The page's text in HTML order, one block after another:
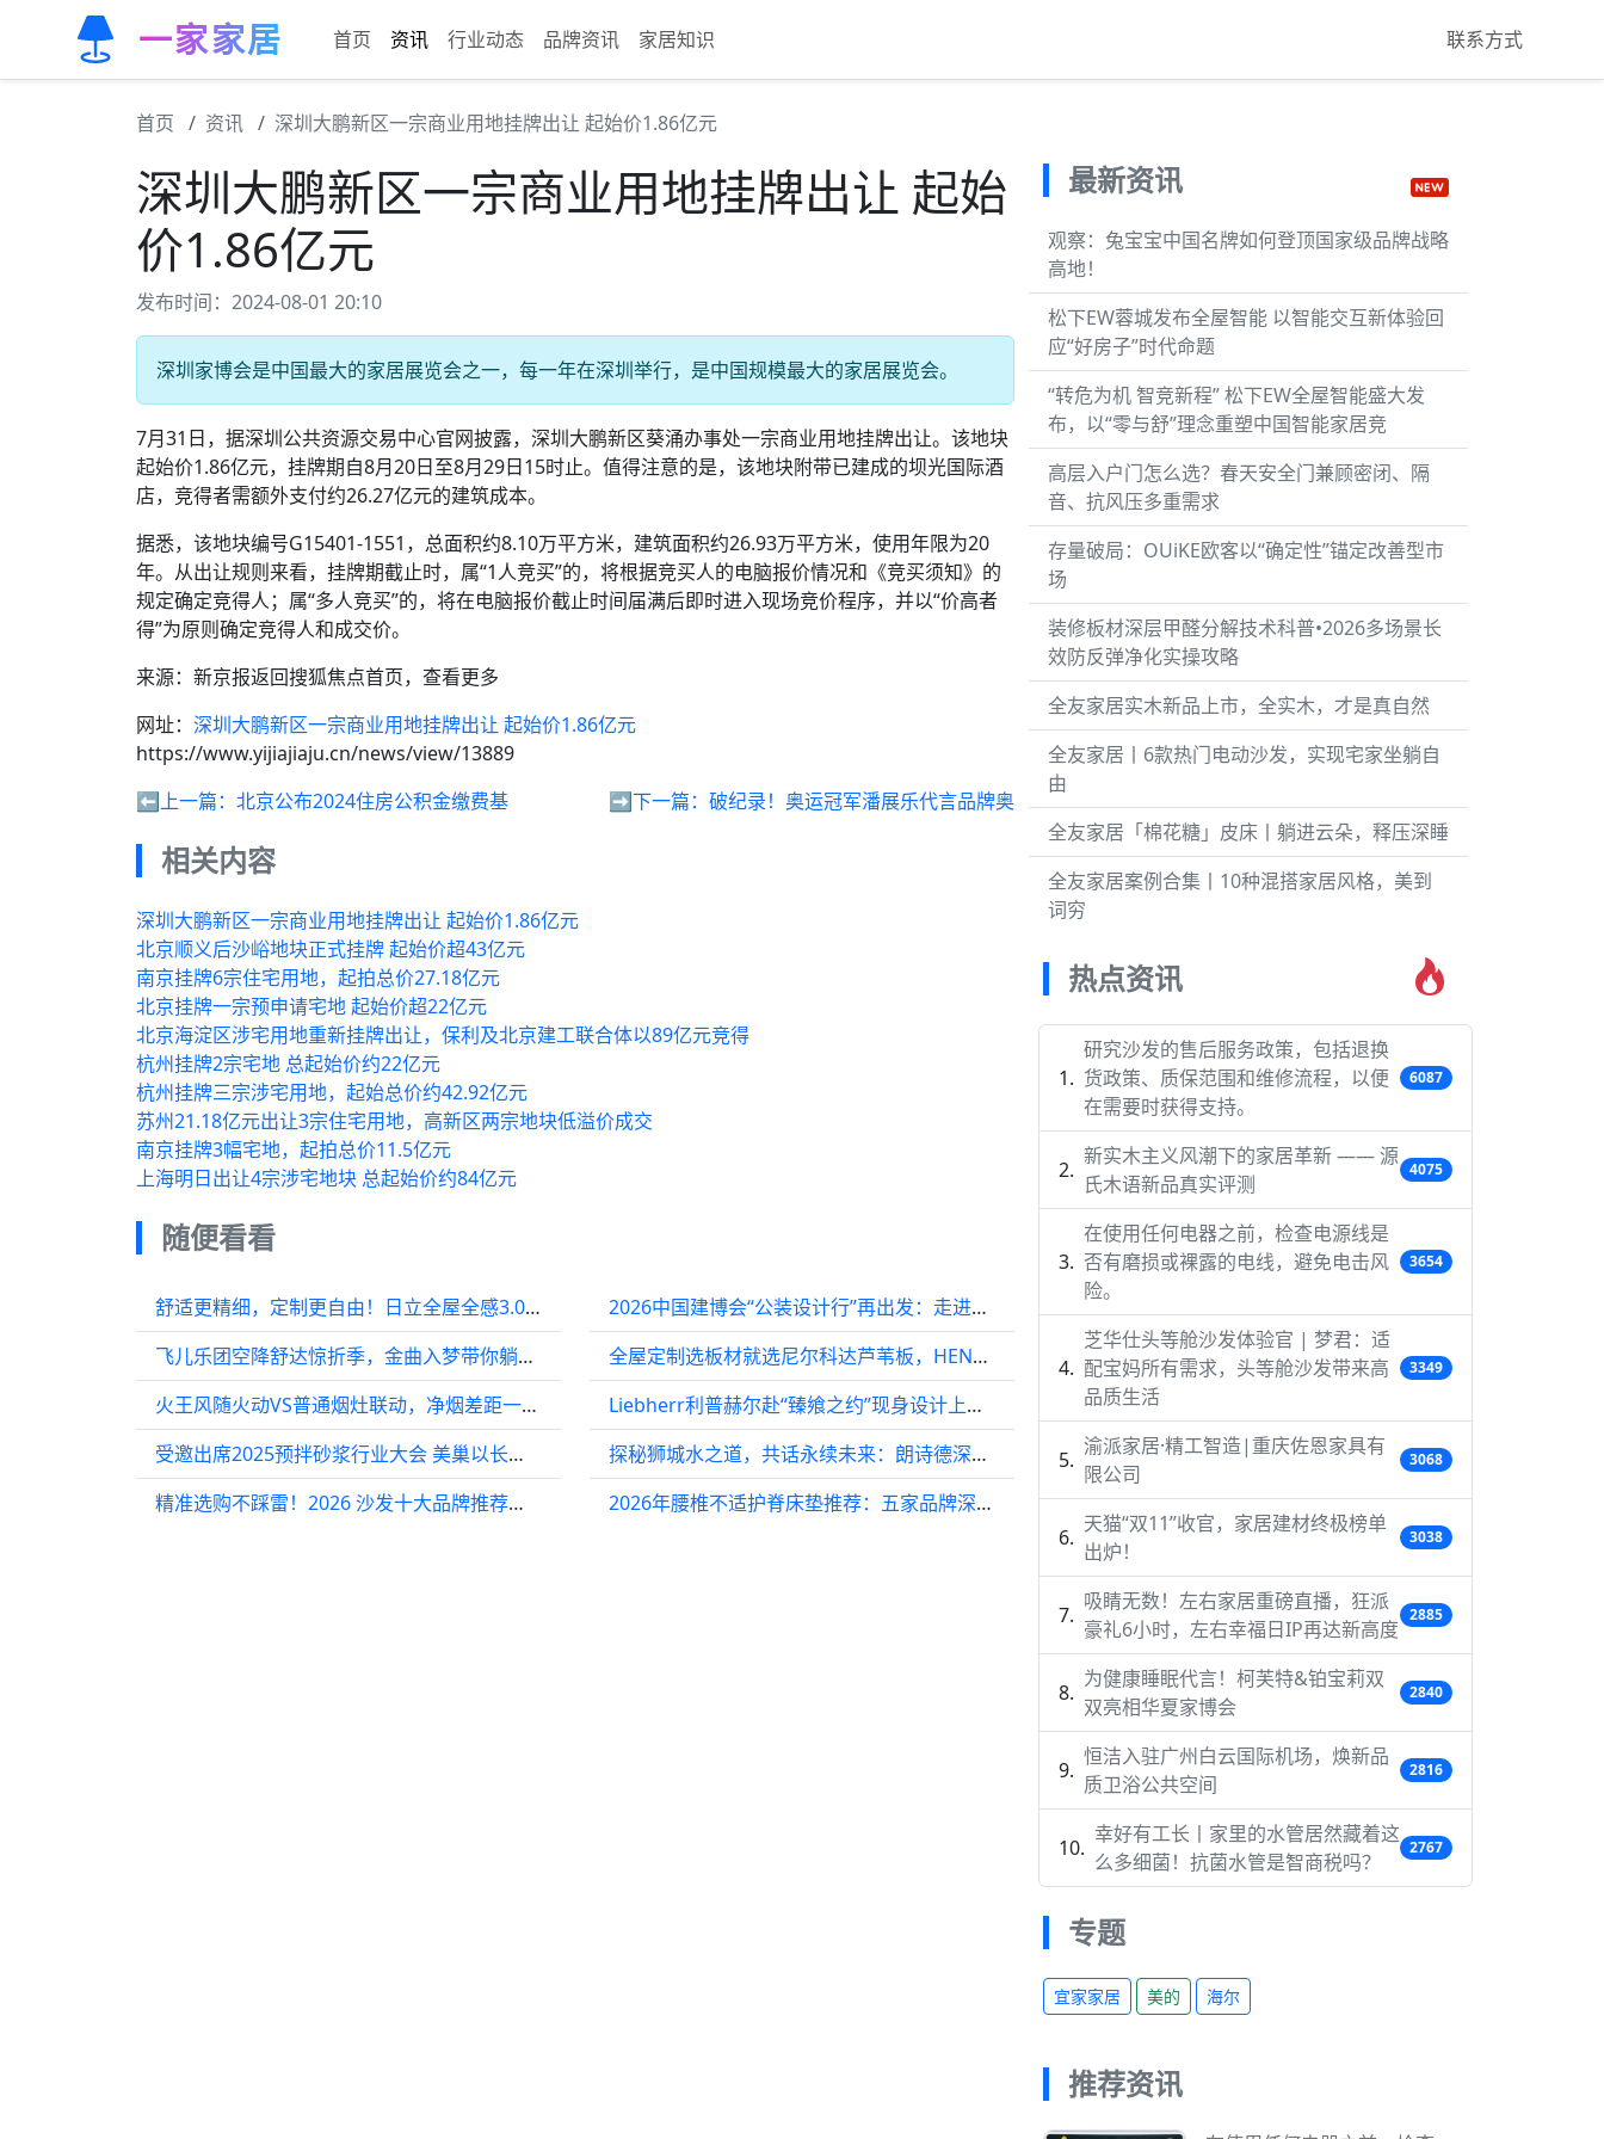
一家家居 首页 资讯 行业动态 品牌资讯 家居知识 联系方式
首页 资讯 深圳大鹏新区一宗商业用地挂牌出让 起始价1.86亿元
深圳大鹏新区一宗商业用地挂牌出让 起始
价1.86亿元
发布时间：2024-08-01 20:10
深圳家博会是中国最大的家居展览会之一，每一年在深圳举行，是中国规模最大的家居展览会。
7月31日，据深圳公共资源交易中心官网披露，深圳大鹏新区葵涌办事处一宗商业用地挂牌出让。该地块
起始价1.86亿元，挂牌期自8月20日至8月29日15时止。值得注意的是，该地块附带已建成的坝光国际酒
店，竞得者需额外支付约26.27亿元的建筑成本。
据悉，该地块编号G15401-1551，总面积约8.10万平方米，建筑面积约26.93万平方米，使用年限为20
年。从出让规则来看，挂牌期截止时，属“1人竞买”的，将根据竞买人的电脑报价情况和《竞买须知》的
规定确定竞得人；属“多人竞买”的，将在电脑报价截止时间届满后即时进入现场竞价程序，并以“价高者
得”为原则确定竞得人和成交价。
来源：新京报返回搜狐焦点首页，查看更多
网址： 深圳大鹏新区一宗商业用地挂牌出让 起始价1.86亿元
https://www.yijiajiaju.cn/news/view/13889
⬅️上一篇： 北京公布2024住房公积金缴费基 ➡️下一篇： 破纪录！奥运冠军潘展乐代言品牌奥
相关内容
深圳大鹏新区一宗商业用地挂牌出让 起始价1.86亿元
北京顺义后沙峪地块正式挂牌 起始价超43亿元
南京挂牌6宗住宅用地，起拍总价27.18亿元
北京挂牌一宗预申请宅地 起始价超22亿元
北京海淀区涉宅用地重新挂牌出让，保利及北京建工联合体以89亿元竞得
杭州挂牌2宗宅地 总起始价约22亿元
杭州挂牌三宗涉宅用地，起始总价约42.92亿元
苏州21.18亿元出让3宗住宅用地，高新区两宗地块低溢价成交
南京挂牌3幅宅地，起拍总价11.5亿元
上海明日出让4宗涉宅地块 总起始价约84亿元
随便看看
舒适更精细，定制更自由！日立全屋全感3.0重塑智慧舒适生活
飞儿乐团空降舒达惊折季，金曲入梦带你躺进春天
火王风随火动VS普通烟灶联动，净烟差距一目了然
受邀出席2025预拌砂浆行业大会 美巢以长期主义与智能制造实践共话行业高质量发展
精准选购不踩雷！2026 沙发十大品牌推荐，从刚需到轻奢全覆盖
2026中国建博会“公装设计行”再出发：走进设计院，共探公装新未来
全屋定制选板材就选尼尔科达芦苇板，HENF级环保适配全家各个居住场景
Liebherr利普赫尔赴“臻飨之约”现身设计上海2026，共话德系精工设计哲思
探秘狮城水之道，共话永续未来：朗诗德深化绿色发展认知之行
2026年腰椎不适护脊床垫推荐：五家品牌深度对比
最新资讯
观察：兔宝宝中国名牌如何登顶国家级品牌战略
高地！
松下EW蓉城发布全屋智能 以智能交互新体验回
应“好房子”时代命题
“转危为机 智竞新程” 松下EW全屋智能盛大发
布，以“零与舒”理念重塑中国智能家居竞
高层入户门怎么选？春天安全门兼顾密闭、隔
音、抗风压多重需求
存量破局：OUiKE欧客以“确定性”锚定改善型市
场
装修板材深层甲醛分解技术科普•2026多场景长
效防反弹净化实操攻略
全友家居实木新品上市，全实木，才是真自然
全友家居丨6款热门电动沙发，实现宅家坐躺自
由
全友家居「棉花糖」皮床丨躺进云朵，释压深睡
全友家居案例合集丨10种混搭家居风格，美到
词穷
热点资讯
研究沙发的售后服务政策，包括退换
货政策、质保范围和维修流程，以便
在需要时获得支持。
6087
新实木主义风潮下的家居革新 —— 源
氏木语新品真实评测
4075
在使用任何电器之前，检查电源线是
否有磨损或裸露的电线，避免电击风
险。
3654
芝华仕头等舱沙发体验官 | 梦君：适
配宝妈所有需求，头等舱沙发带来高
品质生活
3349
渝派家居·精工智造|重庆佐恩家具有
限公司
3068
天猫“双11”收官，家居建材终极榜单
出炉！
3038
吸睛无数！左右家居重磅直播，狂派
豪礼6小时，左右幸福日IP再达新高度
2885
为健康睡眠代言！柯芙特&铂宝莉双
双亮相华夏家博会
2840
恒洁入驻广州白云国际机场，焕新品
质卫浴公共空间
2816
幸好有工长丨家里的水管居然藏着这
么多细菌！抗菌水管是智商税吗？
2767
专题
宜家家居 美的 海尔
推荐资讯